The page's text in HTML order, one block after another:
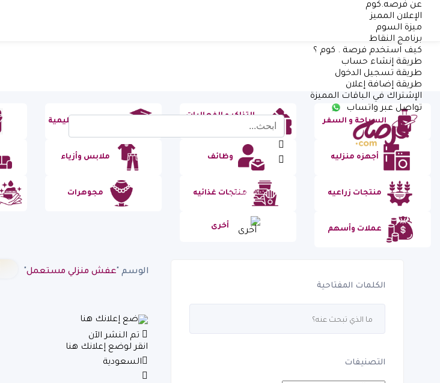
عن فرصه.كوم
الإعلان المميز
ميزة السوم
برنامج النقاط
كيف استخدم فرصة . كوم ؟
طريقة إنشاء حساب
طريقة تسجيل الدخول
طريقة إضافة إعلان
الإشتراك في الباقات المميزة
تواصل عبر واتساب
الأقسام
السياحة و السفر
التذاكر و الفعاليات
مستلزمات تعليمية
أجهزه منزليه وظائف ملابس وأزياء
منتجات زراعيه منتجات غذائيه مجوهرات
عملات وأسهم أخرى
الكلمات المفتاحية
التصنيفات
الوسم " عفش منزلي مستعمل
تم النشر الآن
انقر لوضع إعلانك هنا
السعودية